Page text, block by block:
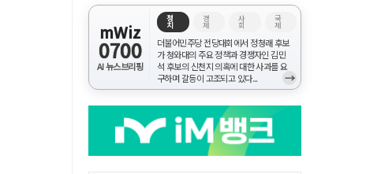
mWiz
0700
AI 뉴스브리핑
정
치
경
제
사
회
국
제
더불어민주당 전당대회에서 정청래 후보
가 청와대의 주요 정책과 경쟁자인 김민
석 후보의 신천지 의혹에 대한 사과를 요
구하며 갈등이 고조되고 있다...
→